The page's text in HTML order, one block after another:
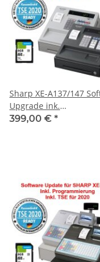
Sharp XE-A137/147
Upgrade ink.
Programmierung und
399,00 € *